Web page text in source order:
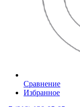
Сравнение
Избранное